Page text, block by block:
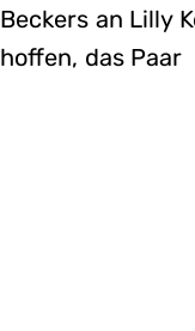
Beckers an Lilly
hoffen, das Paar